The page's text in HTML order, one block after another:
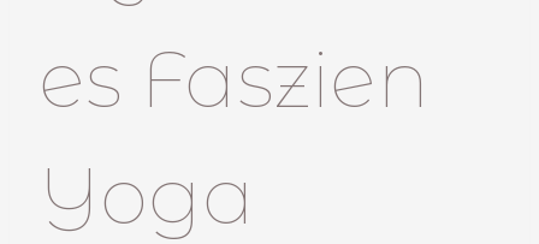
es Faszien
Yoga